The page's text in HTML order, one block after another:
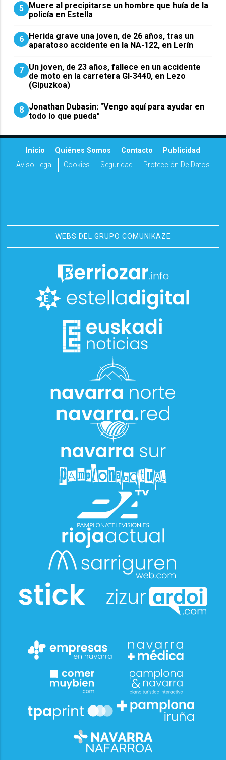
5 Muere al precipitarse un hombre que huía de la
policía en Estella
6 Herida grave una joven, de 26 años, tras un
aparatoso accidente en la NA-122, en Lerín
7 Un joven, de 23 años, fallece en un accidente
de moto en la carretera GI-3440, en Lezo
(Gipuzkoa)
8 Jonathan Dubasin: "Vengo aquí para ayudar en
todo lo que pueda"
Inicio Quiénes Somos Contacto
Publicidad
Aviso Legal
Cookies Seguridad Protección De Datos
WEBS DEL GRUPO COMUNIKAZE